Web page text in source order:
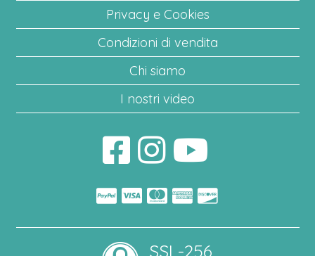
Privacy e Cookies
Condizioni di vendita
Chi siamo
I nostri video
SSL-256